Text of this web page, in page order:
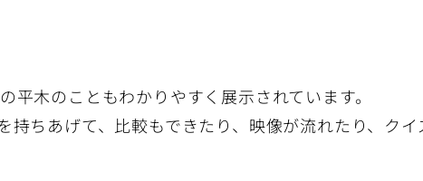
木のこともわかりやすく展示されています。
持ちあげて、比較もできたり、映像が流れたり、ク